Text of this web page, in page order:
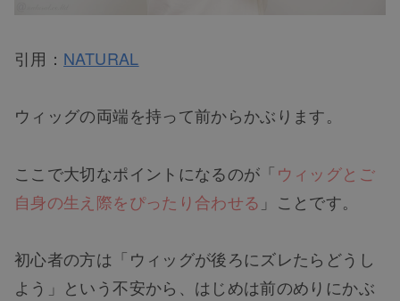
引用： NATURAL
ウィッグの両端を持って前からかぶります。
ここで大切なポイントになるのが「ウィッグとご
自身の生え際をぴったり合わせる 」ことです。
初心者の方は「ウィッグが後ろにズレたらどうし
よう」という不安から、はじめは前のめりにかぶ